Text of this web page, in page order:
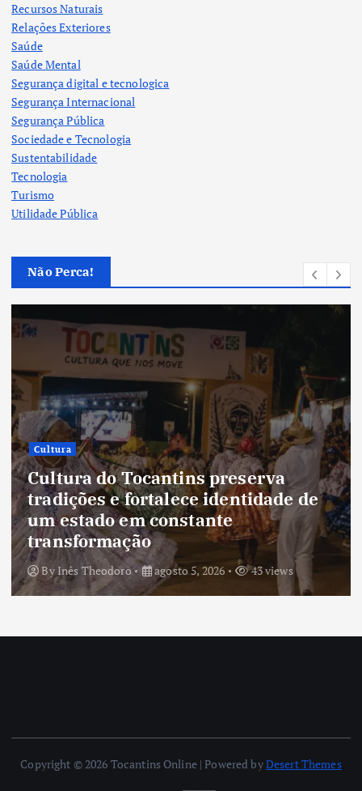
Recursos Naturais
Relações Exteriores
Saúde
Saúde Mental
Segurança digital e tecnologica
Segurança Internacional
Segurança Pública
Sociedade e Tecnologia
Sustentabilidade
Tecnologia
Turismo
Utilidade Pública
Não Perca!
Cultura
Cultura do Tocantins preserva
tradições e fortalece identidade de
um estado em constante
transformação
ByInês Theodoro agosto 5, 2026 43 views
Copyright © 2026 Tocantins Online | Powered byDesert Themes